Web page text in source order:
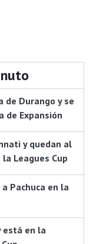
de Durango y se
de Expansión
y quedan al
Leagues Cup
Pachuca en la
está en la